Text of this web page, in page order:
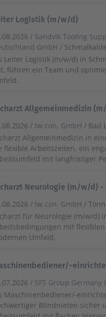
Logistik (m/w/d)
/ Sandvik Tooling
GmbH /
Leiter Logistik (m/w/d) in
führen ein Team und
Allgemeinmedizin
/tw.con. GmbH / Bad
Allgemeinmedizin in
flexible Arbeitszeiten, ein
mit langfristiger
Neurologie (m/w/d) -
/tw.con. GmbH /
für Neurologie (m/w/d)
mit
Umfeld.
/ SFS Group Germany
Maschinenbediener/-
Blindnieten sicher